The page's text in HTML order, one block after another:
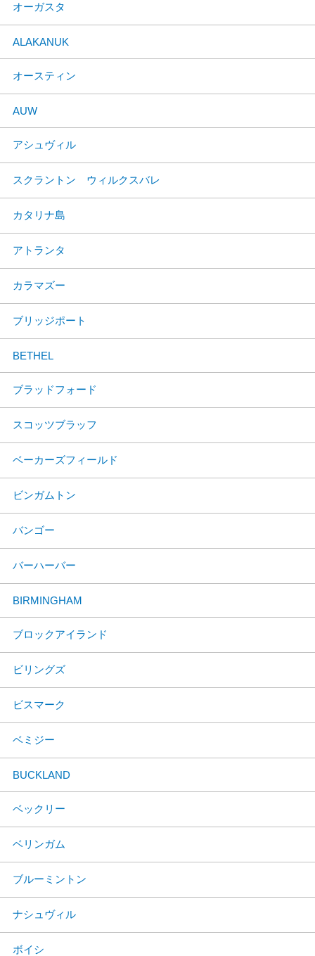
オーガスタ
ALAKANUK
オースティン
AUW
アシュヴィル
スクラントン ウィルクスバレ
カタリナ島
アトランタ
カラマズー
ブリッジポート
BETHEL
ブラッドフォード
スコッツブラッフ
ベーカーズフィールド
ビンガムトン
バンゴー
バーハーバー
BIRMINGHAM
ブロックアイランド
ビリングズ
ビスマーク
ベミジー
BUCKLAND
ベックリー
ベリンガム
ブルーミントン
ナシュヴィル
ボイシ